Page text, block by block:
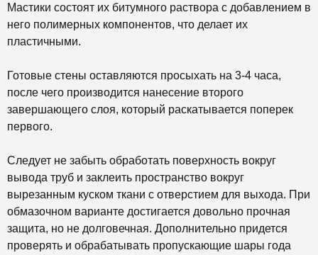
Мастики состоят их битумного раствора с добавлением в
него полимерных компонентов, что делает их
пластичными.
Готовые стены оставляются просыхать на 3-4 часа,
после чего производится нанесение второго
завершающего слоя, который раскатывается поперек
первого.
Следует не забыть обработать поверхность вокруг
вывода труб и заклеить пространство вокруг
вырезанным куском ткани с отверстием для выхода. При
обмазочном варианте достигается довольно прочная
защита, но не долговечная. Дополнительно придется
проверять и обрабатывать пропускающие шары года